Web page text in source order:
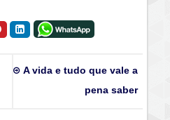
A vida e tudo que vale a
pena saber